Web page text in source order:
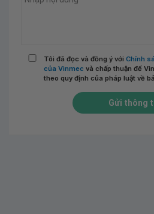
Tôi đã đọc và đồng ý với Chính
của Vinmec và chấp thuận để
theo quy định của pháp luật về
Gửi thông